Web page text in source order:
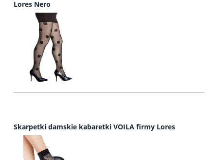
Lores Nero
Skarpetki damskie kabaretki VOILA firmy Lores